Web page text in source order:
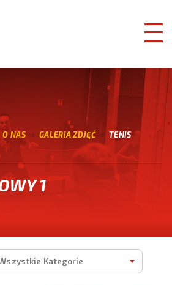
O NAS GALERIA ZDJĘĆ
TENIS
1
Kategorie